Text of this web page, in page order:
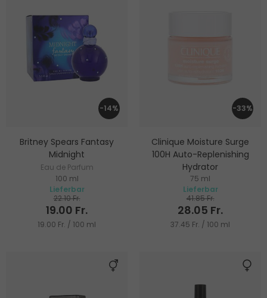
-14%
Britney Spears Fantasy
Midnight
Eau de Parfum
100 ml
Lieferbar
22.10 Fr.
19.00 Fr.
19.00 Fr. / 100 ml
-33%
Clinique Moisture Surge
100H Auto-Replenishing
Hydrator
Feuchtigkeitsspendende Gel-
Creme
75 ml
Lieferbar
41.85 Fr.
28.05 Fr.
37.45 Fr. / 100 ml